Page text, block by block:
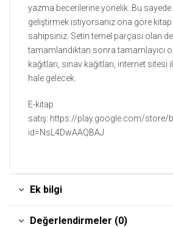
yazma becerilerine yönelik. Bu
geliştirmek istiyorsanız ona göre
sahipsiniz. Setin temel parçası olan
tamamlandıktan sonra tamamlayıcı
kağıtları, sınav kağıtları, internet
hale gelecek.
E-kitap
satış: https://play.google.com/store/
id=NsL4DwAAQBAJ
Ek bilgi
Değerlendirmeler (0)